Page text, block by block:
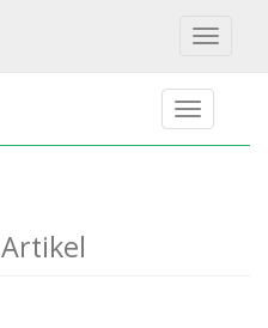
Toggle
Artikel